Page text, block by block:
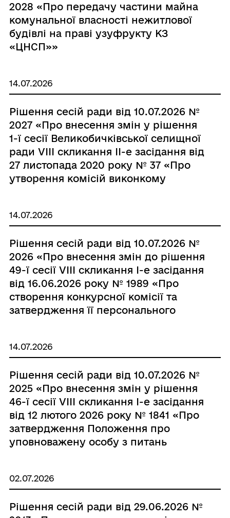
2028 «Про передачу частини майна
комунальної власності нежитлової
будівлі на праві узуфрукту КЗ
«ЦНСП»»
14.07.2026
Рішення сесій ради від 10.07.2026 №
2027 «Про внесення змін у рішення
1-ї сесії Великобичківської селищної
ради VІІІ скликання ІІ-е засідання від
27 листопада 2020 року № 37 «Про
утворення комісій виконкому
14.07.2026
Рішення сесій ради від 10.07.2026 №
2026 «Про внесення змін до рішення
49-ї сесії VІІI скликання І-е засідання
від 16.06.2026 року № 1989 «Про
створення конкурсної комісії та
затвердження її персонального
комунального некомерційного
міська лікарня» Великобичківської
селищної ради»»
14.07.2026
Рішення сесій ради від 10.07.2026 №
2025 «Про внесення змін у рішення
46-ї сесії VІІІ скликання І-е засідання
від 12 лютого 2026 року № 1841 «Про
затвердження Положення про
уповноважену особу з питань
новій редакції та визначення
02.07.2026
Рішення сесій ради від 29.06.2026 №